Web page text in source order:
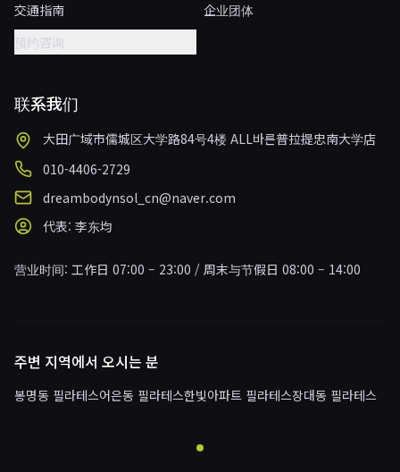
交通指南
企业团体
预约咨询
联系我们
大田广域市儒城区大学路84号4楼 ALL바른普拉提忠南大学店
010-4406-2729
dreambodynsol_cn@naver.com
代表: 李东均
营业时间: 工作日 07:00 – 23:00 / 周末与节假日 08:00 – 14:00
주변 지역에서 오시는 분
봉명동 필라테스어은동 필라테스한빛아파트 필라테스장대동 필라테스